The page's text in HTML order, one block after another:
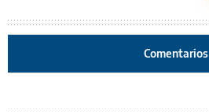
Comentarios